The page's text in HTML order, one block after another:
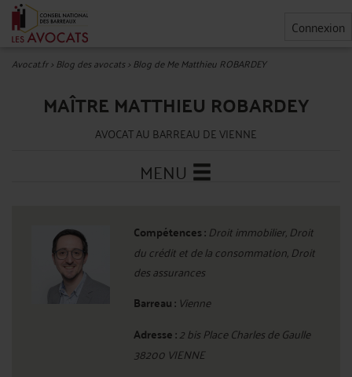
Connexion
Avocat.fr>Blog des avocats>Blog de Me Matthieu ROBARDEY
MAÎTRE MATTHIEU ROBARDEY
AVOCAT AU BARREAU DE VIENNE
MENU
Compétences : Droit immobilier, Droit
du crédit et de la consommation, Droit
des assurances
Barreau : Vienne
Adresse :2 bis Place Charles de Gaulle
38200 VIENNE